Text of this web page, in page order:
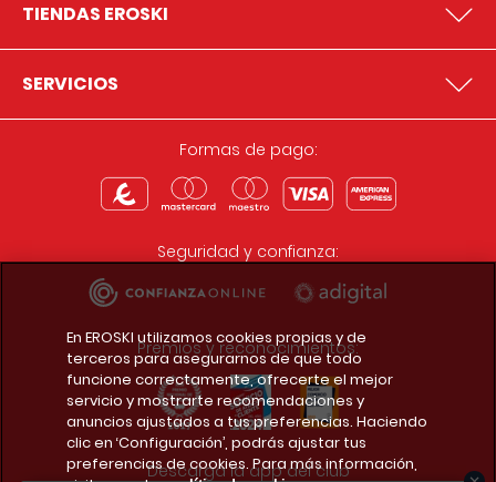
TIENDAS EROSKI
SERVICIOS
Formas de pago:
Seguridad y confianza:
Premios y reconocimientos:
Descarga la app del club
En EROSKI utilizamos cookies propias y de
terceros para asegurarnos de que todo
funcione correctamente, ofrecerte el mejor
servicio y mostrarte recomendaciones y
anuncios ajustados a tus preferencias. Haciendo
clic en ‘Configuración’, podrás ajustar tus
preferencias de cookies. Para más información,